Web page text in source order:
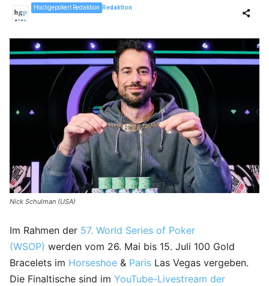
Redaktion
Hochgepokert Redaktion
Nick Schulman (USA)
Im Rahmen der 57. World Series of Poker
(WSOP) werden vom 26. Mai bis 15. Juli 100 Gold
Bracelets im Horseshoe & Paris Las Vegas vergeben.
Die Finaltische sind im YouTube-Livestream der